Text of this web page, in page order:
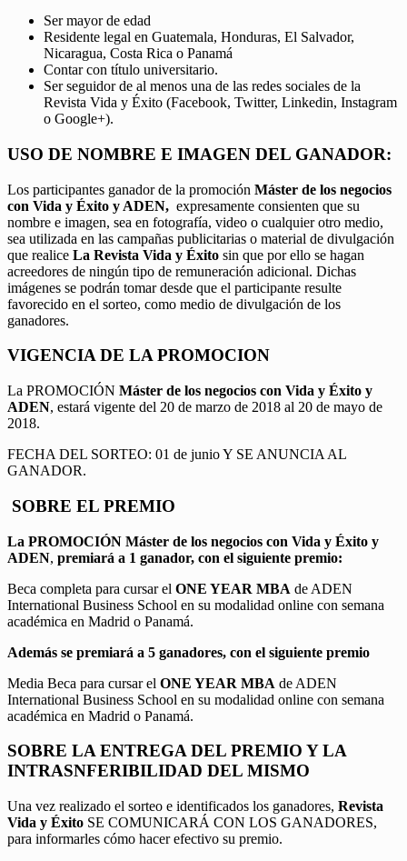
Ser mayor de edad
Residente legal en Guatemala, Honduras, El Salvador,
Nicaragua, Costa Rica o Panamá
Contar con título universitario.
Ser seguidor de al menos una de las redes sociales de la
Revista Vida y Éxito (Facebook, Twitter, Linkedin, Instagram
o Google+).
USO DE NOMBRE E IMAGEN DEL GANADOR:
Los participantes ganador de la promoción Máster de los negocios
con Vida y Éxito y ADEN, expresamente consienten que su
nombre e imagen, sea en fotografía, video o cualquier otro medio,
sea utilizada en las campañas publicitarias o material de divulgación
que realice La Revista Vida y Éxito sin que por ello se hagan
acreedores de ningún tipo de remuneración adicional. Dichas
imágenes se podrán tomar desde que el participante resulte
favorecido en el sorteo, como medio de divulgación de los
ganadores.
VIGENCIA DE LA PROMOCION
La PROMOCIÓN Máster de los negocios con Vida y Éxito y
ADEN, estará vigente del 20 de marzo de 2018 al 20 de mayo de
2018.
FECHA DEL SORTEO: 01 de junio Y SE ANUNCIA AL
GANADOR.
SOBRE EL PREMIO
La PROMOCIÓN Máster de los negocios con Vida y Éxito y
ADEN, premiará a 1 ganador, con el siguiente premio:
Beca completa para cursar el ONE YEAR MBA de ADEN
International Business School en su modalidad online con semana
académica en Madrid o Panamá.
Además se premiará a 5 ganadores, con el siguiente premio
Media Beca para cursar el ONE YEAR MBA de ADEN
International Business School en su modalidad online con semana
académica en Madrid o Panamá.
SOBRE LA ENTREGA DEL PREMIO Y LA
INTRASNFERIBILIDAD DEL MISMO
Una vez realizado el sorteo e identificados los ganadores, Revista
Vida y Éxito SE COMUNICARÁ CON LOS GANADORES,
para informarles cómo hacer efectivo su premio.